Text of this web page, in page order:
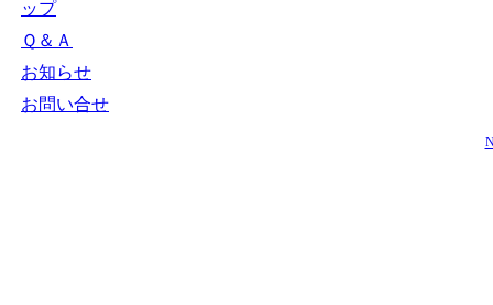
ップ
Ｑ＆Ａ
お知らせ
お問い合せ